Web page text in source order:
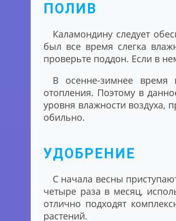
ПОЛИВ
Каламондину следует
был все время слегка
проверьте поддон. Если в
В осенне-зимнее
отопления. Поэтому в
уровня влажности воздуха,
обильно.
УДОБРЕНИЕ
С начала весны
четыре раза в месяц,
отлично подходят
растений.